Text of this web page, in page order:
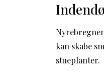
kan skabe
stueplanter.